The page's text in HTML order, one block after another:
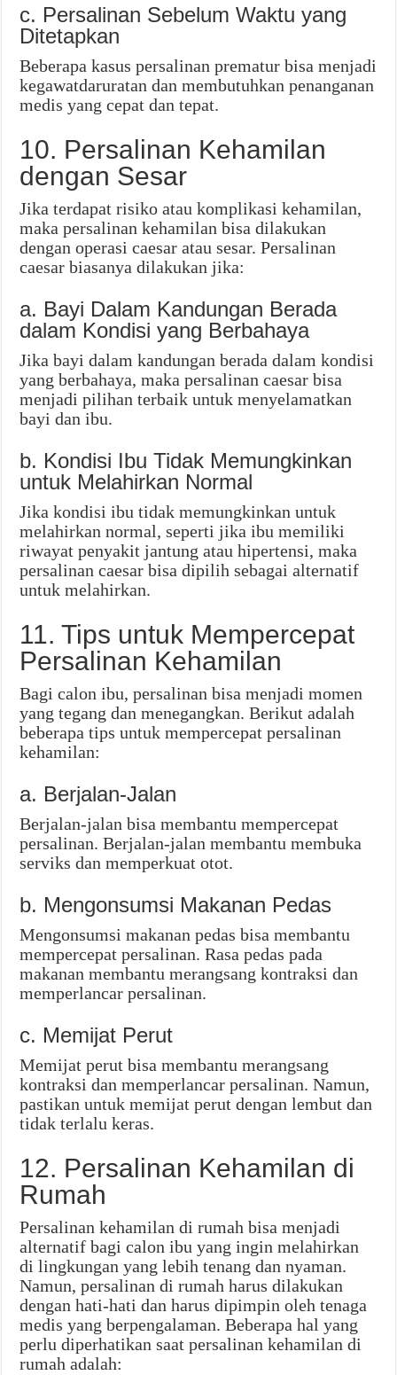
c. Persalinan Sebelum Waktu yang
Ditetapkan
Beberapa kasus persalinan prematur bisa menjadi
kegawatdaruratan dan membutuhkan penanganan
medis yang cepat dan tepat.
10. Persalinan Kehamilan
dengan Sesar
Jika terdapat risiko atau komplikasi kehamilan,
maka persalinan kehamilan bisa dilakukan
dengan operasi caesar atau sesar. Persalinan
caesar biasanya dilakukan jika:
a. Bayi Dalam Kandungan Berada
dalam Kondisi yang Berbahaya
Jika bayi dalam kandungan berada dalam kondisi
yang berbahaya, maka persalinan caesar bisa
menjadi pilihan terbaik untuk menyelamatkan
bayi dan ibu.
b. Kondisi Ibu Tidak Memungkinkan
untuk Melahirkan Normal
Jika kondisi ibu tidak memungkinkan untuk
melahirkan normal, seperti jika ibu memiliki
riwayat penyakit jantung atau hipertensi, maka
persalinan caesar bisa dipilih sebagai alternatif
untuk melahirkan.
11. Tips untuk Mempercepat
Persalinan Kehamilan
Bagi calon ibu, persalinan bisa menjadi momen
yang tegang dan menegangkan. Berikut adalah
beberapa tips untuk mempercepat persalinan
kehamilan:
a. Berjalan-Jalan
Berjalan-jalan bisa membantu mempercepat
persalinan. Berjalan-jalan membantu membuka
serviks dan memperkuat otot.
b. Mengonsumsi Makanan Pedas
Mengonsumsi makanan pedas bisa membantu
mempercepat persalinan. Rasa pedas pada
makanan membantu merangsang kontraksi dan
memperlancar persalinan.
c. Memijat Perut
Memijat perut bisa membantu merangsang
kontraksi dan memperlancar persalinan. Namun,
pastikan untuk memijat perut dengan lembut dan
tidak terlalu keras.
12. Persalinan Kehamilan di
Rumah
Persalinan kehamilan di rumah bisa menjadi
alternatif bagi calon ibu yang ingin melahirkan
di lingkungan yang lebih tenang dan nyaman.
Namun, persalinan di rumah harus dilakukan
dengan hati-hati dan harus dipimpin oleh tenaga
medis yang berpengalaman. Beberapa hal yang
perlu diperhatikan saat persalinan kehamilan di
rumah adalah: